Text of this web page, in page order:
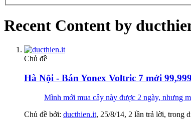
Recent Content by
Chủ đề
Hà Nội - Bán Yonex Voltric 7 mới
Mình mới mua cây này được 2 ngày, nhưng
Chủ đề bởi: ducthien.it, 25/8/14, 2 lần trả lời, trong